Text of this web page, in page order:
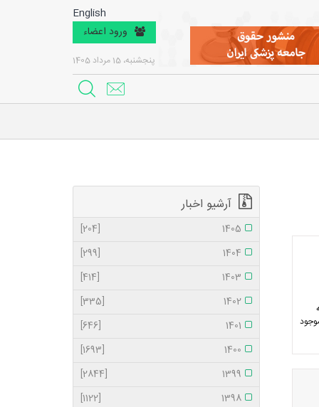
English
ورود اعضاء
پنجشنبه، 15 مرداد 1405
آرشیو اخبار
1405
[204]
1404
[299]
1403
[414]
1402
[335]
1401
[646]
1400
[1693]
1399
[2844]
1398
[1122]